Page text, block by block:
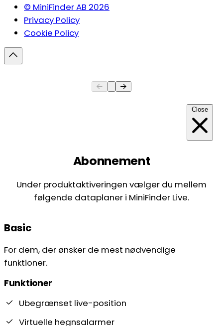
© MiniFinder AB 2026
Privacy Policy
Cookie Policy
Close
Abonnement
Under produktaktiveringen vælger du mellem
følgende dataplaner i MiniFinder Live.
Basic
For dem, der ønsker de mest nødvendige
funktioner.
Funktioner
Ubegrænset live-position
Virtuelle hegnsalarmer